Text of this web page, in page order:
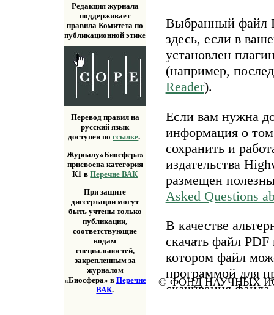
Редакция журнала
поддерживает
правила Комитета по
публикационной этике
Перевод правил на
русский язык
доступен поссылке.
Журналу«Биосфера»
присвоена категория
К1 вПеречне ВАК
При защите
диссертации могут
быть учтены только
публикации,
соответствующие
кодам
специальностей,
закрепленным за
журналом
«Биосфера» в Перечне
ВАК.
Выбранный файл
здесь, если в
установлен
(например,
Reader).
Если вам нужна
информация о
сохранить и
издательства
размещен
Asked Questions
В качестве
скачать файл
котором файл
программой для
скачивания
© ФОНД НАУЧНЫХ